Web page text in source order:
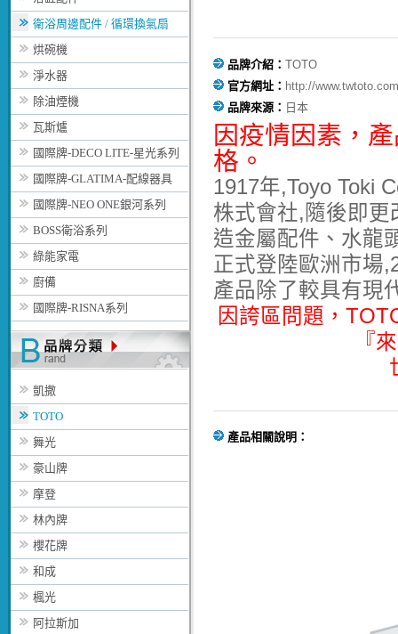
衛浴周邊配件 / 循環換氣扇
烘碗機
淨水器
除油煙機
瓦斯爐
國際牌-DECO LITE-星光系列
國際牌-GLATIMA-配線器具
國際牌-NEO ONE銀河系列
BOSS衛浴系列
綠能家電
廚備
國際牌-RISNA系列
凱撒
TOTO
舞光
豪山牌
摩登
林內牌
櫻花牌
和成
楓光
阿拉斯加
品牌介紹： TOTO
官方網址： http://
品牌來源： 日本
因疫情因素，
格。
1917年,Toyo Toki
株式會社,隨後即
造金屬配件、水龍
正式登陸歐洲市場
產品除了較具有現
因誇區問題，
『
產品相關說明：